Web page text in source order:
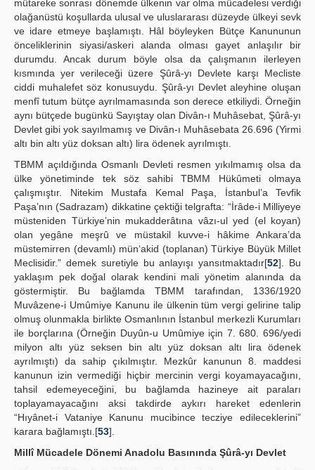
mütareke sonrası dönemde ülkenin var olma mücadelesi verdiği
olağanüstü koşullarda ulusal ve uluslararası düzeyde ülkeyi sevk
ve idare etmeye başlamıştı. Hâl böyleyken Bütçe Kanununun
önceliklerinin siyasi/askeri alanda olması gayet anlaşılır bir
durumdu. Ancak durum böyle olsa da çalışmanın ilerleyen
kısmında yer verileceği üzere Şûrâ-yı Devlete karşı Mecliste
ciddi muhalefet söz konusuydu. Şûrâ-yı Devlet aleyhine oluşan
menfî tutum bütçe ayrılmamasında son derece etkiliydi. Örneğin
aynı bütçede bugünkü Sayıştay olan Divân-ı Muhâsebat, Şûrâ-yı
Devlet gibi yok sayılmamış ve Divân-ı Muhâsebata 26.696 (Yirmi
altı bin altı yüz doksan altı) lira ödenek ayrılmıştı.
TBMM açıldığında Osmanlı Devleti resmen yıkılmamış olsa da
ülke yönetiminde tek söz sahibi TBMM Hükûmeti olmaya
çalışmıştır. Nitekim Mustafa Kemal Paşa, İstanbul’a Tevfik
Paşa’nın (Sadrazam) dikkatine çektiği telgrafta: “İrâde-i Milliyeye
müsteniden Türkiye’nin mukadderâtına vâzı-ul yed (el koyan)
olan yegâne meşrû ve müstakil kuvve-i hâkime Ankara’da
müstemirren (devamlı) mün‘akid (toplanan) Türkiye Büyük Millet
Meclisidir.” demek suretiyle bu anlayışı yansıtmaktadır[52]. Bu
yaklaşım pek doğal olarak kendini mali yönetim alanında da
göstermiştir. Bu bağlamda TBMM tarafından, 1336/1920
Muvâzene-i Umûmiye Kanunu ile ülkenin tüm vergi gelirine talip
olmuş olunmakla birlikte Osmanlının İstanbul merkezli Kurumları
ile borçlarına (Örneğin Duyûn-u Umûmiye için 7. 680. 696/yedi
milyon altı yüz seksen bin altı yüz doksan altı lira ödenek
ayrılmıştı) da sahip çıkılmıştır. Mezkûr kanunun 8. maddesi
kanunun izin vermediği hiçbir mercinin vergi koyamayacağını,
tahsil edemeyeceğini, bu bağlamda hazineye ait paraları
toplayamayacağını aksi takdirde aykırı hareket edenlerin
“Hıyânet-i Vataniye Kanunu mucibince tecziye edileceklerini”
karara bağlamıştı.[53].
Millî Mücadele Dönemi Anadolu Basınında Şûrâ-yı Devlet